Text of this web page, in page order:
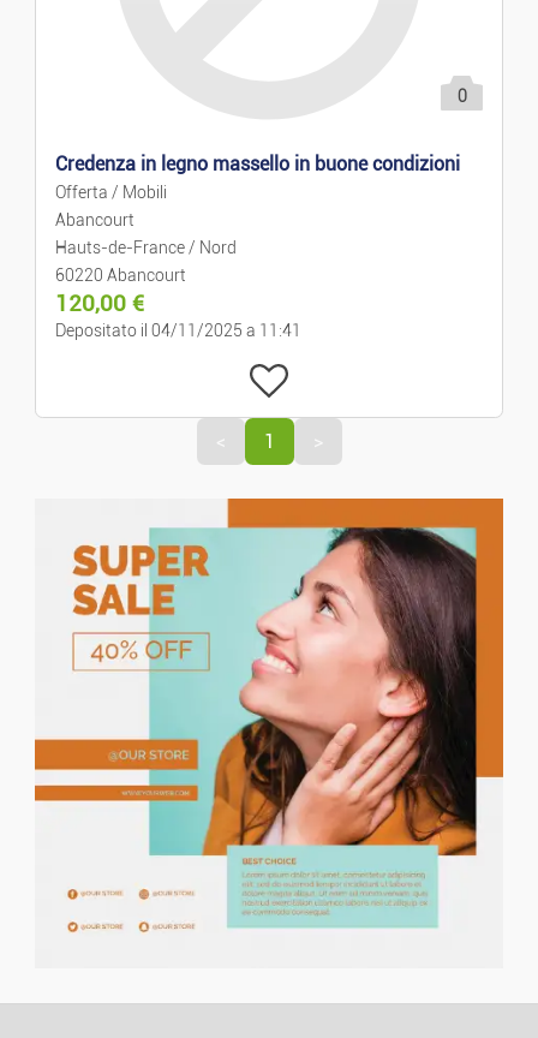
Lezioni Private
Ready-to-wear E Accessori
Orologi E Gioielli
Neonati E Bambini
Informatica
Videogiochi
Telefonia
Tempo Libero E Hobby
Musica
0
Credenza in legno massello in buone condizioni
Offerta / Mobili
Abancourt
Hauts-de-France / Nord
60220 Abancourt
120,00 €
Depositato il 04/11/2025 a 11:41
< 1 >